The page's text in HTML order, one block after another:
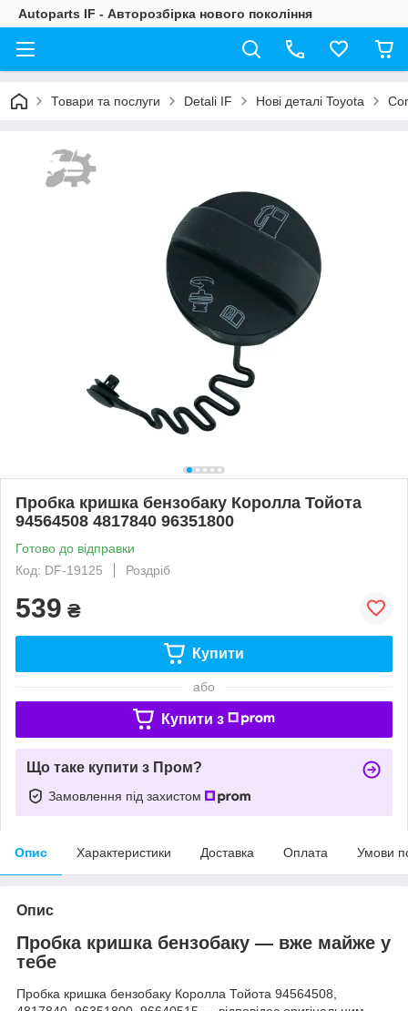
Autoparts IF - Авторозбірка нового покоління
Товари та послуги Detali IF Нові деталі Toyota
Пробка кришка бензобаку Королла Тойота
94564508 4817840 96351800
Готово до відправки
Код: DF-19125
Роздріб
539 ₴
Купити
або
Купити з
Що таке купити з Пром?
Замовлення під захистом
Опис Характеристики Доставка Оплата Умови
Опис
Пробка кришка бензобаку — вже майже у
тебе
Пробка кришка бензобаку Королла Тойота 94564508,